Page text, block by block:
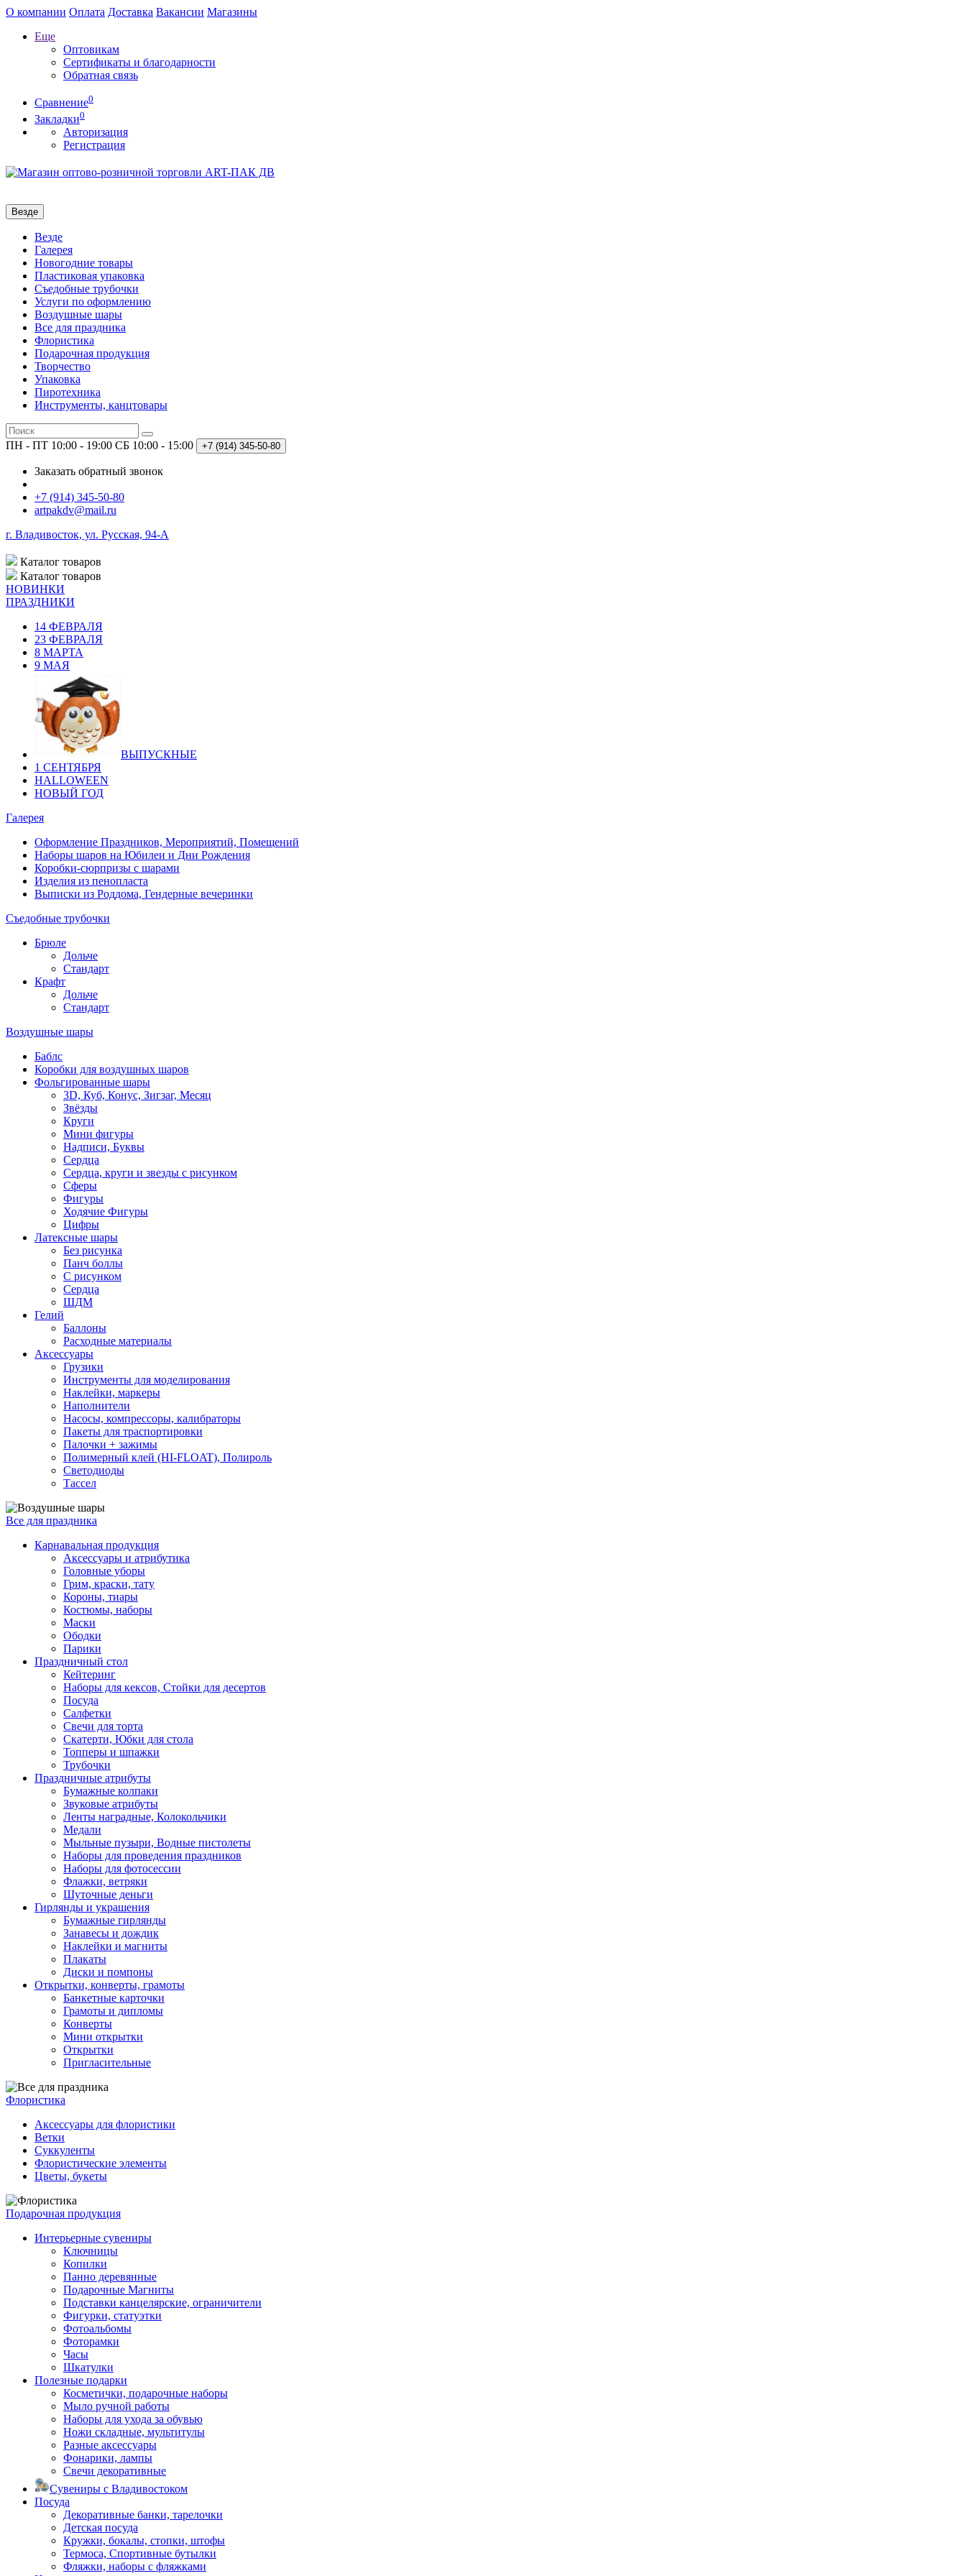
О компании Оплата Доставка Вакансии Магазины
Еще
Оптовикам
Сертификаты и благодарности
Обратная связь
Сравнение0
Закладки0
Авторизация
Регистрация
Везде
Везде
Галерея
Новогодние товары
Пластиковая упаковка
Съедобные трубочки
Услуги по оформлению
Воздушные шары
Все для праздника
Флористика
Подарочная продукция
Творчество
Упаковка
Пиротехника
Инструменты, канцтовары
ПН - ПТ 10:00 - 19:00 СБ 10:00 - 15:00 +7 (914) 345-50-80
Заказать обратный звонок
+7 (914) 345-50-80
artpakdv@mail.ru
г. Владивосток, ул. Русская, 94-А
Каталог товаров
Каталог товаров
НОВИНКИ
ПРАЗДНИКИ
14 ФЕВРАЛЯ
23 ФЕВРАЛЯ
8 МАРТА
9 МАЯ
ВЫПУСКНЫЕ
1 СЕНТЯБРЯ
HALLOWEEN
НОВЫЙ ГОД
Галерея
Оформление Праздников, Мероприятий, Помещений
Наборы шаров на Юбилеи и Дни Рождения
Коробки-сюрпризы с шарами
Изделия из пенопласта
Выписки из Роддома, Гендерные вечеринки
Съедобные трубочки
Брюле
Дольче
Стандарт
Крафт
Дольче
Стандарт
Воздушные шары
Баблс
Коробки для воздушных шаров
Фольгированные шары
3D, Куб, Конус, Зигзаг, Месяц
Звёзды
Круги
Мини фигуры
Надписи, Буквы
Сердца
Сердца, круги и звезды с рисунком
Сферы
Фигуры
Ходячие Фигуры
Цифры
Латексные шары
Без рисунка
Панч боллы
С рисунком
Сердца
ШДМ
Гелий
Баллоны
Расходные материалы
Аксессуары
Грузики
Инструменты для моделирования
Наклейки, маркеры
Наполнители
Насосы, компрессоры, калибраторы
Пакеты для траспортировки
Палочки + зажимы
Полимерный клей (HI-FLOAT), Полироль
Светодиоды
Тассел
Все для праздника
Карнавальная продукция
Аксессуары и атрибутика
Головные уборы
Грим, краски, тату
Короны, тиары
Костюмы, наборы
Маски
Ободки
Парики
Праздничный стол
Кейтеринг
Наборы для кексов, Стойки для десертов
Посуда
Салфетки
Свечи для торта
Скатерти, Юбки для стола
Топперы и шпажки
Трубочки
Праздничные атрибуты
Бумажные колпаки
Звуковые атрибуты
Ленты наградные, Колокольчики
Медали
Мыльные пузыри, Водные пистолеты
Наборы для проведения праздников
Наборы для фотосессии
Флажки, ветряки
Шуточные деньги
Гирлянды и украшения
Бумажные гирлянды
Занавесы и дождик
Наклейки и магниты
Плакаты
Диски и помпоны
Открытки, конверты, грамоты
Банкетные карточки
Грамоты и дипломы
Конверты
Мини открытки
Открытки
Пригласительные
Флористика
Аксессуары для флористики
Ветки
Суккуленты
Флористические элементы
Цветы, букеты
Подарочная продукция
Интерьерные сувениры
Ключницы
Копилки
Панно деревянные
Подарочные Магниты
Подставки канцелярские, ограничители
Фигурки, статуэтки
Фотоальбомы
Фоторамки
Часы
Шкатулки
Полезные подарки
Косметички, подарочные наборы
Мыло ручной работы
Наборы для ухода за обувью
Ножи складные, мультитулы
Разные аксессуары
Фонарики, лампы
Свечи декоративные
Сувениры с Владивостоком
Посуда
Декоративные банки, тарелочки
Детская посуда
Кружки, бокалы, стопки, штофы
Термоса, Спортивные бутылки
Фляжки, наборы с фляжками